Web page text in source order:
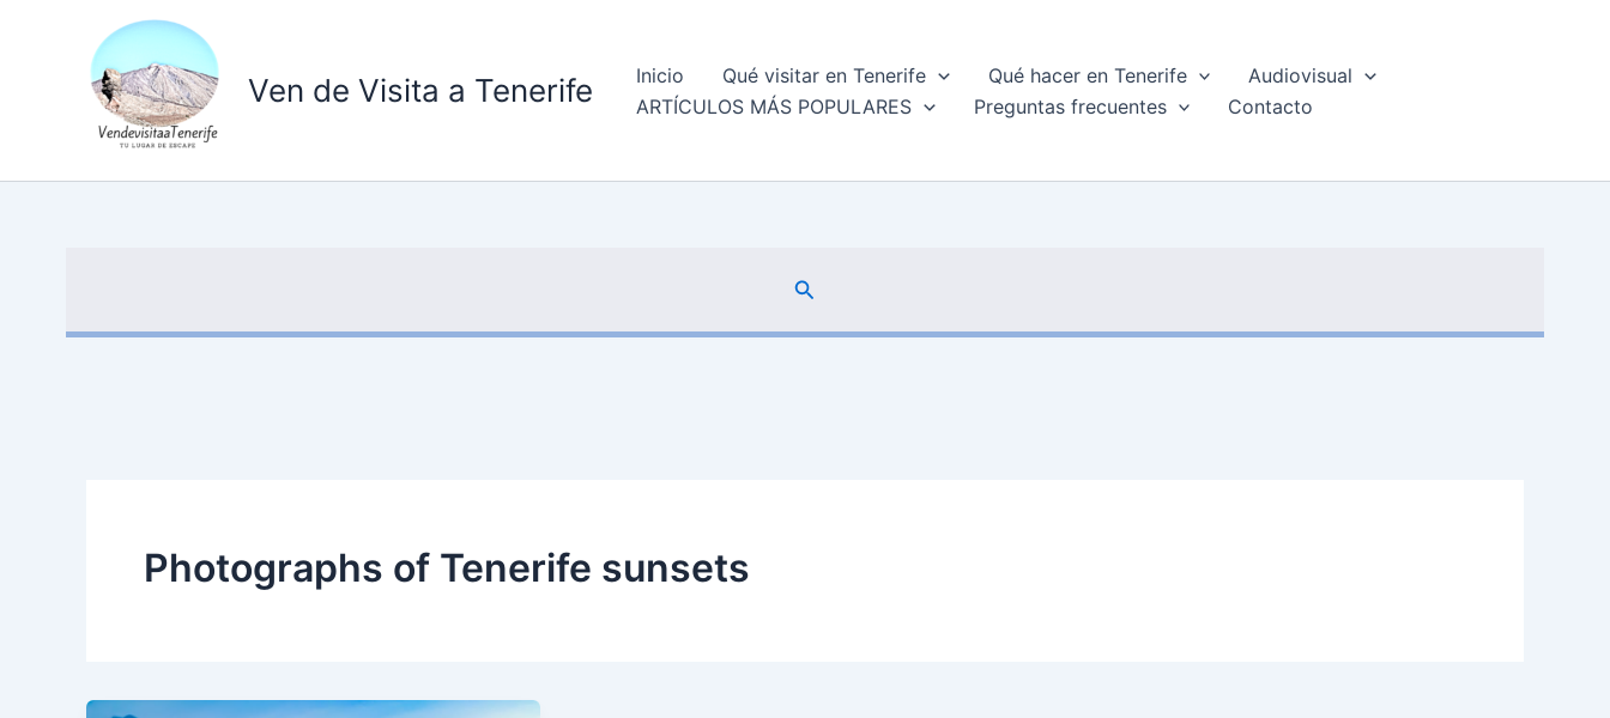
Ven de Visita a Tenerife Inicio Qué visitar en Tenerife Qué hacer en Tenerife
Audiovisual
ARTÍCULOS MÁS POPULARES
Preguntas frecuentes Contacto
Buscar
Photographs of Tenerife sunsets